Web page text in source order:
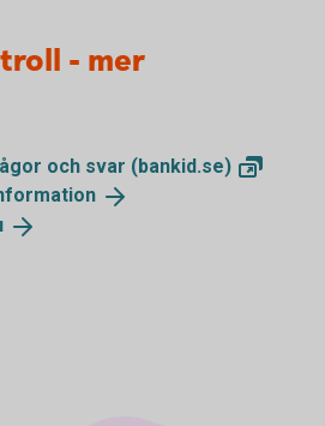
- mer
och svar (bankid.se)